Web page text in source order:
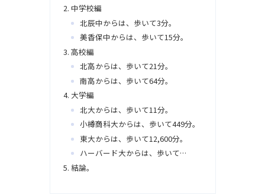
中学校編
北辰中からは、歩いて3分。
美香保中からは、歩いて15分。
高校編
北高からは、歩いて21分。
南高からは、歩いて64分。
大学編
北大からは、歩いて11分。
小樽商科大からは、歩いて449分。
東大からは、歩いて12,600分。
ハーバード大からは、歩いて…
結論。